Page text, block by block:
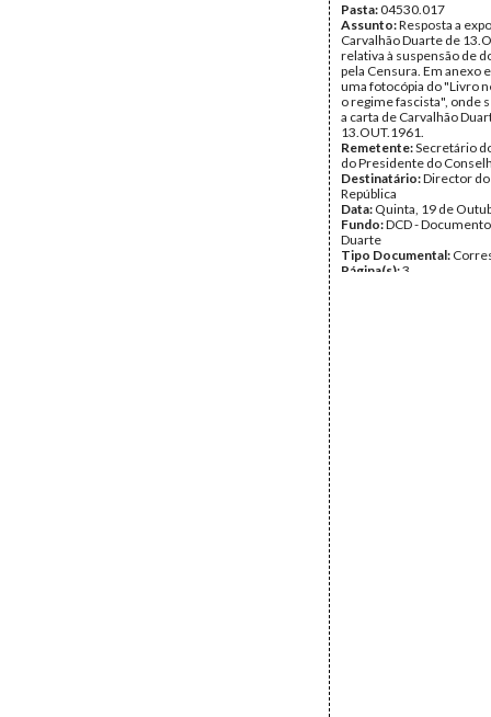
Pasta:04530.017
Assunto:Resposta a
Carvalhão Duarte de
relativa à suspensão de
pela Censura. Em anexo
uma fotocópia do "Livro
o regime fascista", onde
a carta de Carvalhão
13.OUT.1961.
Remetente:Secretário
do Presidente do
Destinatário:Director
República
Data: Quinta, 19 de
Fundo:DCD -
Duarte
Tipo Documental:
Página(s):3